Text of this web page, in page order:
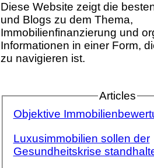
Diese Website zeigt die
und Blogs zu dem Thema,
Immobilienfinanzierung und
Informationen in einer Form,
zu navigieren ist.
Articles
Objektive
Luxusimmobilien sollen der
Gesundheitskrise